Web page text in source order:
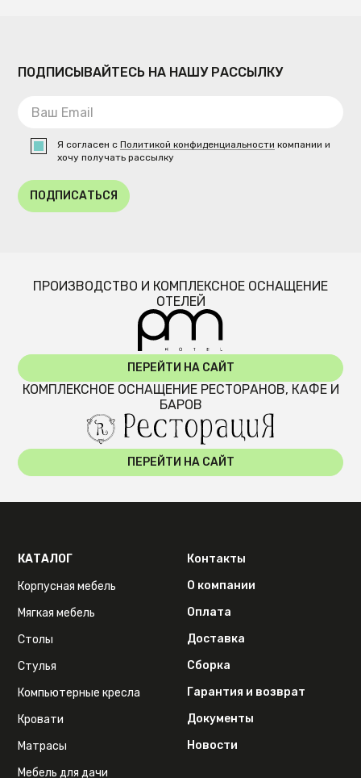
ПОДПИСЫВАЙТЕСЬ НА НАШУ РАССЫЛКУ
Я согласен сПолитикой конфиденциальности компании и
хочу получать рассылку
ПОДПИСАТЬСЯ
ПРОИЗВОДСТВО И КОМПЛЕКСНОЕ ОСНАЩЕНИЕ
ОТЕЛЕЙ
ПЕРЕЙТИ НА САЙТ
КОМПЛЕКСНОЕ ОСНАЩЕНИЕ РЕСТОРАНОВ, КАФЕ И
БАРОВ
ПЕРЕЙТИ НА САЙТ
КАТАЛОГ
Корпусная мебель
Мягкая мебель
Столы
Стулья
Компьютерные кресла
Кровати
Матрасы
Мебель для дачи
Контакты
О компании
Оплата
Доставка
Сборка
Гарантия и возврат
Документы
Новости